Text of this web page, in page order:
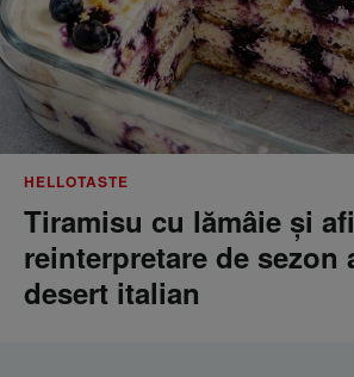
HELLOTASTE
Tiramisu cu lămâie și
reinterpretare de sezon
desert italian